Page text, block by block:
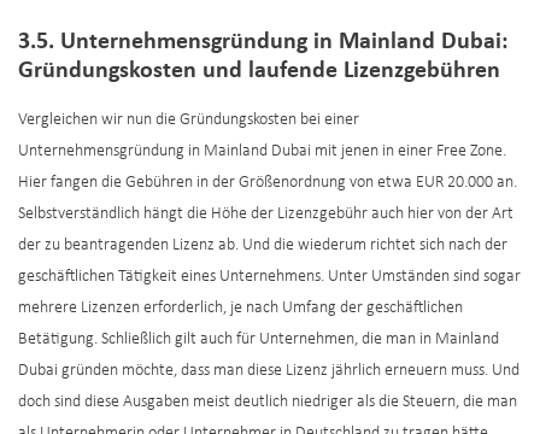
3.5. Unternehmensgründung in Mainland Dubai:
Gründungskosten und laufende Lizenzgebühren
Vergleichen wir nun die Gründungskosten bei einer
Unternehmensgründung in Mainland Dubai mit jenen in einer Free Zone.
Hier fangen die Gebühren in der Größenordnung von etwa EUR 20.000 an.
Selbstverständlich hängt die Höhe der Lizenzgebühr auch hier von der Art
der zu beantragenden Lizenz ab. Und die wiederum richtet sich nach der
geschäftlichen Tätigkeit eines Unternehmens. Unter Umständen sind sogar
mehrere Lizenzen erforderlich, je nach Umfang der geschäftlichen
Betätigung. Schließlich gilt auch für Unternehmen, die man in Mainland
Dubai gründen möchte, dass man diese Lizenz jährlich erneuern muss. Und
doch sind diese Ausgaben meist deutlich niedriger als die Steuern, die man